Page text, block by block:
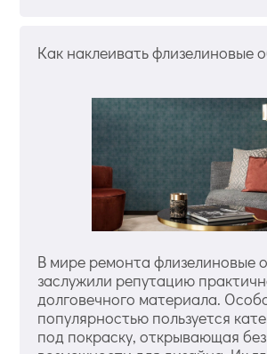
Как наклеивать флизелиновые
В мире ремонта флизелиновые
заслужили репутацию
долговечного материала.
популярностью пользуется
под покраску, открывающая